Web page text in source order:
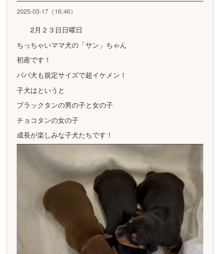
2025-03-17（16:46）
2月２３日日曜日
ちっちゃいママ犬の「サン」ちゃん
初産です！
パパ犬も規定サイズで超イケメン！
子犬はというと
ブラックタンの男の子と女の子
チョコタンの女の子
成長が楽しみな子犬たちです！